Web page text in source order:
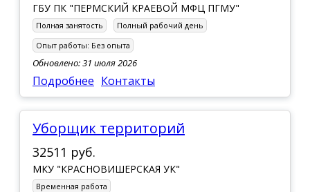
ГБУ ПК "ПЕРМСКИЙ КРАЕВОЙ МФЦ ПГМУ"
Полная занятость
Полный рабочий день
Опыт работы: Без опыта
Обновлено: 31 июля 2026
Подробнее Контакты
Уборщик территорий
32511 руб.
МКУ "КРАСНОВИШЕРСКАЯ УК"
Временная работа